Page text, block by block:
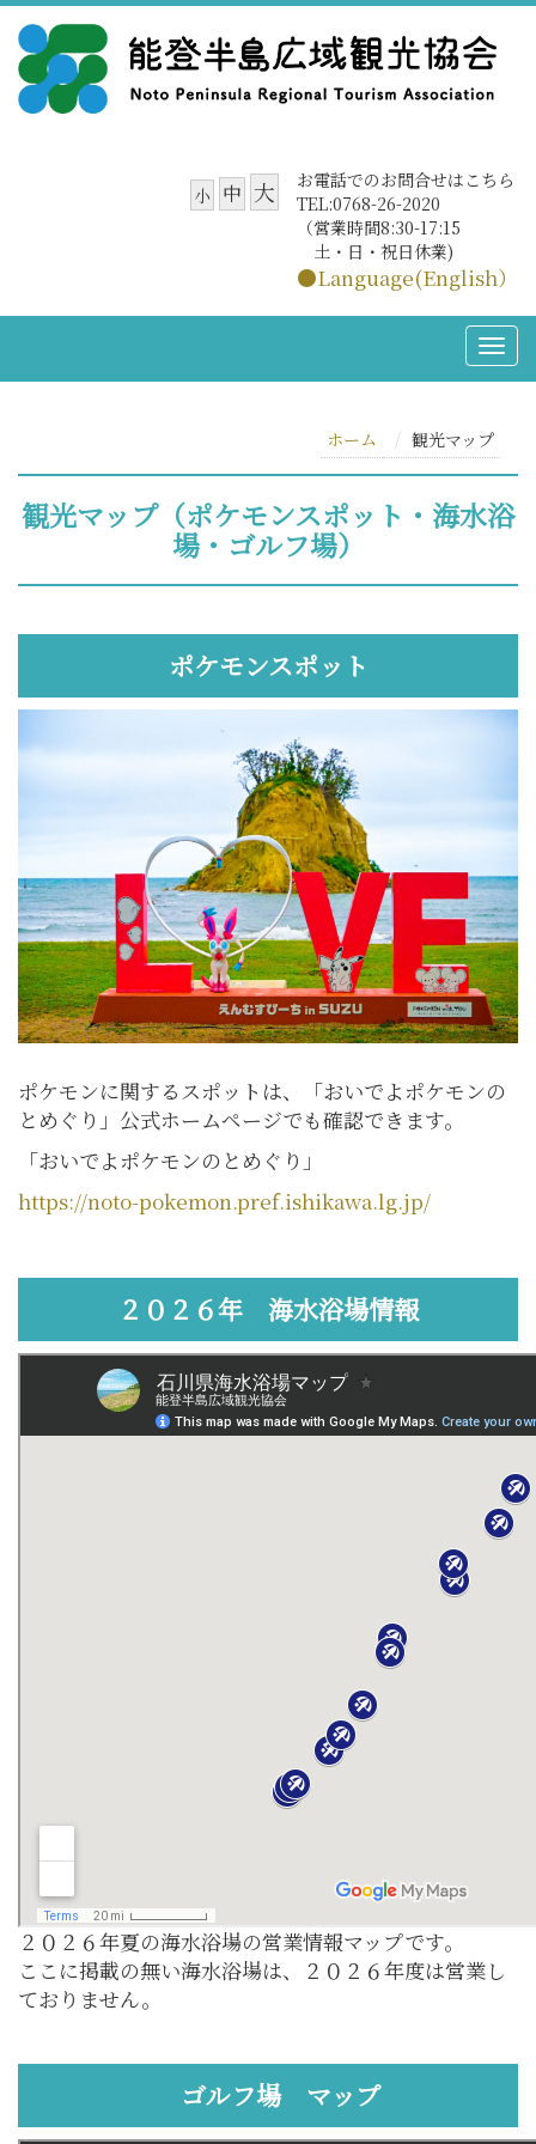
お電話でのお問合せはこちら
TEL:0768-26-2020
（営業時間8:30-17:15
土・日・祝日休業)
●Language(English）
小 中 大
ホーム 観光マップ
観光マップ（ポケモンスポット・海水浴
場・ゴルフ場）
ポケモンスポット
ポケモンに関するスポットは、「おいでよポケモンの
とめぐり」公式ホームページでも確認できます。
「おいでよポケモンのとめぐり」
https://noto-pokemon.pref.ishikawa.lg.jp/
２０２６年 海水浴場情報
２０２６年夏の海水浴場の営業情報マップです。
ここに掲載の無い海水浴場は、２０２６年度は営業し
ておりません。
ゴルフ場 マップ